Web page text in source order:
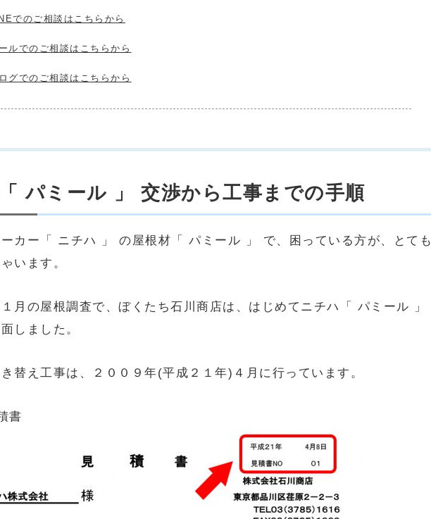
でのご相談はこちらから
ルでのご相談はこちらから
グでのご相談はこちらから
パミール 」 交渉から工事までの手順
カー「 ニチハ 」 の屋根材「 パミール 」 で、困っている方が、とても
います。
月の屋根調査で、ぼくたち石川商店は、はじめてニチハ「 パミール 」
しました。
替え工事は、２００９年(平成２１年)４月に行っています。
書